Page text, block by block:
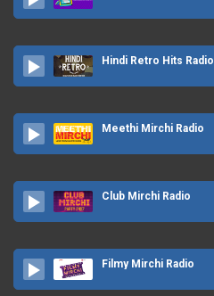
Hindi Retro Hits Radio
Meethi Mirchi Radio
Club Mirchi Radio
Filmy Mirchi Radio